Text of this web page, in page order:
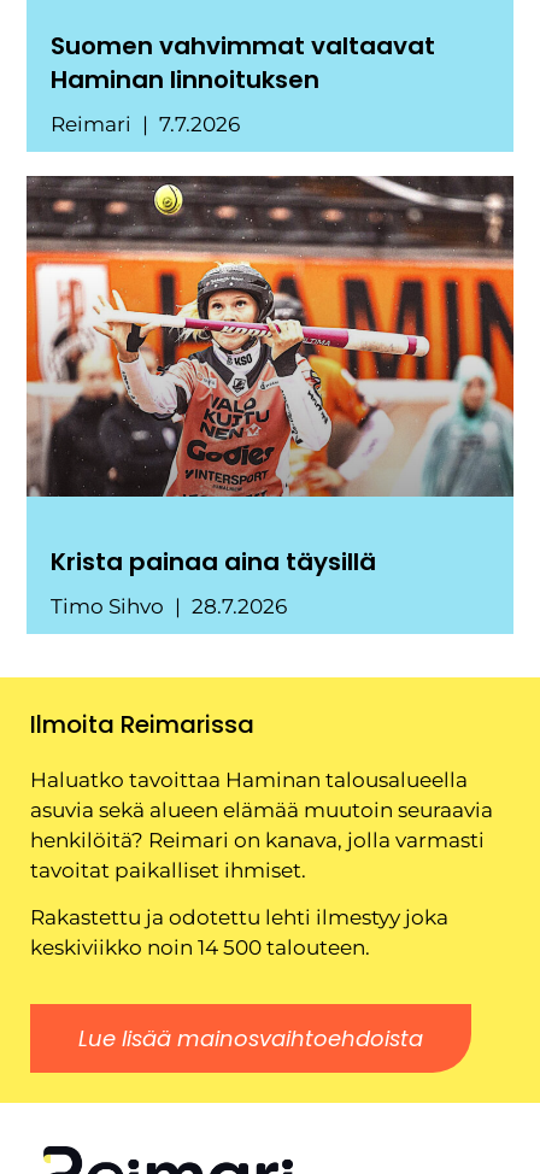
Suomen vahvimmat valtaavat
Haminan linnoituksen
Reimari 7.7.2026
Krista painaa aina täysillä
Timo Sihvo 28.7.2026
Ilmoita Reimarissa
Haluatko tavoittaa Haminan talousalueella
asuvia sekä alueen elämää muutoin seuraavia
henkilöitä? Reimari on kanava, jolla varmasti
tavoitat paikalliset ihmiset.
Rakastettu ja odotettu lehti ilmestyy joka
keskiviikko noin 14 500 talouteen.
Lue lisää mainosvaihtoehdoista